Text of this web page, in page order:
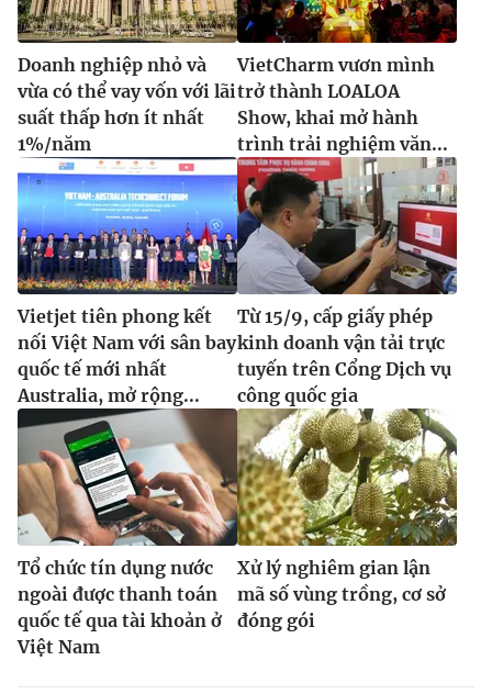
Doanh nghiệp nhỏ và
vừa có thể vay vốn với lãi
suất thấp hơn ít nhất
1%/năm
VietCharm vươn mình
trở thành LOALOA
Show, khai mở hành
trình trải nghiệm văn...
Vietjet tiên phong kết
nối Việt Nam với sân bay
quốc tế mới nhất
Australia, mở rộng...
Từ 15/9, cấp giấy phép
kinh doanh vận tải trực
tuyến trên Cổng Dịch vụ
công quốc gia
Tổ chức tín dụng nước
ngoài được thanh toán
quốc tế qua tài khoản ở
Việt Nam
Xử lý nghiêm gian lận
mã số vùng trồng, cơ sở
đóng gói